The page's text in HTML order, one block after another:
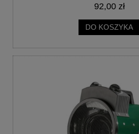
92,00 zł
DO KOSZYKA